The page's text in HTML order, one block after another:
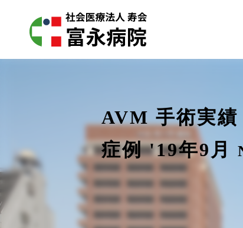
AVM 手術実績
症例 '19年9月